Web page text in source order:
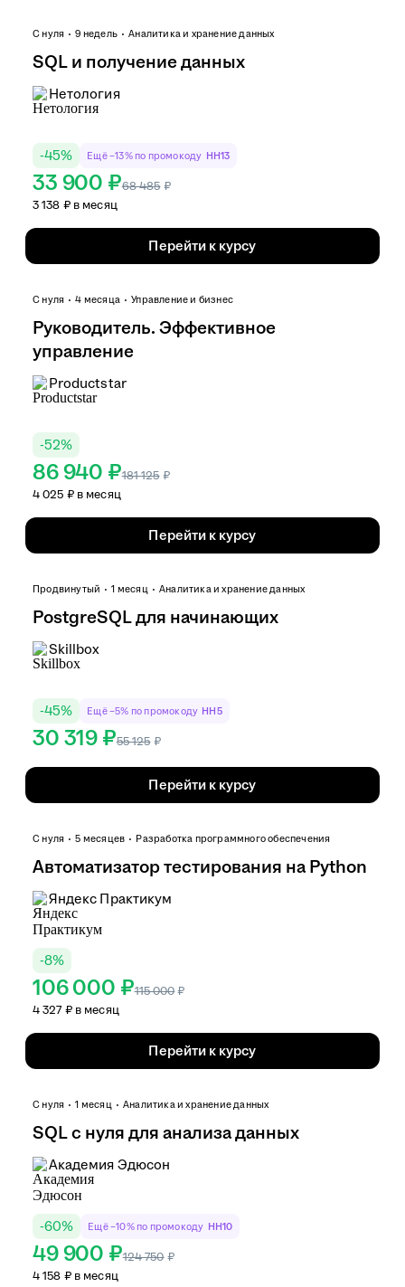
С нуля 9 недель Аналитика и хранение данных
SQL и получение данных
Нетология
-45% Ещё −13% по промокоду HH13
33 900 ₽68 485 ₽
3 138 ₽ в месяц
Перейти к курсу
С нуля 4 месяца Управление и бизнес
Руководитель. Эффективное
управление
Productstar
-52%
86 940 ₽181 125 ₽
4 025 ₽ в месяц
Перейти к курсу
Продвинутый 1 месяц Аналитика и хранение данных
PostgreSQL для начинающих
Skillbox
-45% Ещё −5% по промокоду HH5
30 319 ₽55 125 ₽
Перейти к курсу
С нуля 5 месяцев Разработка программного обеспечения
Автоматизатор тестирования на Python
Яндекс Практикум
-8%
106 000 ₽115 000 ₽
4 327 ₽ в месяц
Перейти к курсу
С нуля 1 месяц Аналитика и хранение данных
SQL с нуля для анализа данных
Академия Эдюсон
-60% Ещё −10% по промокоду HH10
49 900 ₽124 750 ₽
4 158 ₽ в месяц